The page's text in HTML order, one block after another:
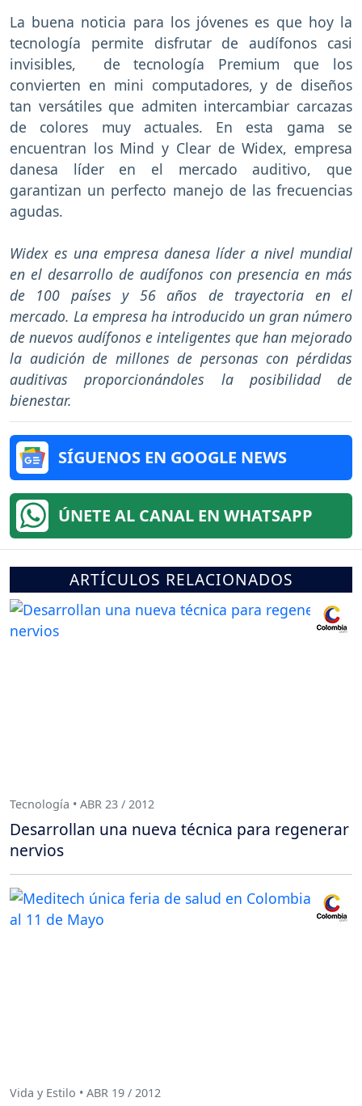
La buena noticia para los jóvenes es que hoy la
tecnología permite disfrutar de audífonos casi
invisibles, de tecnología Premium que los
convierten en mini computadores, y de diseños
tan versátiles que admiten intercambiar carcazas
de colores muy actuales. En esta gama se
encuentran los Mind y Clear de Widex, empresa
danesa líder en el mercado auditivo, que
garantizan un perfecto manejo de las frecuencias
agudas.
Widex es una empresa danesa líder a nivel mundial
en el desarrollo de audífonos con presencia en más
de 100 países y 56 años de trayectoria en el
mercado. La empresa ha introducido un gran número
de nuevos audífonos e inteligentes que han mejorado
la audición de millones de personas con pérdidas
auditivas proporcionándoles la posibilidad de
bienestar.
SÍGUENOS EN GOOGLE NEWS
ÚNETE AL CANAL EN WHATSAPP
ARTÍCULOS RELACIONADOS
Tecnología • ABR 23 / 2012
Desarrollan una nueva técnica para regenerar
nervios
Vida y Estilo • ABR 19 / 2012